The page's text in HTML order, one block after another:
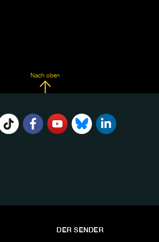
Nach oben
DER SENDER